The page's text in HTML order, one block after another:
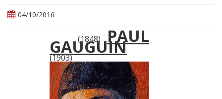
04/10/2016
(1848)PAUL
GAUGUIN
(1903)